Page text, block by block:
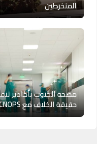
المنخرطين
مصحة الجنوب بأكادير
حقيقة الخلاف مع CNOPS